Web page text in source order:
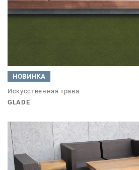
НОВИНКА
Искусственная трава
GLADE